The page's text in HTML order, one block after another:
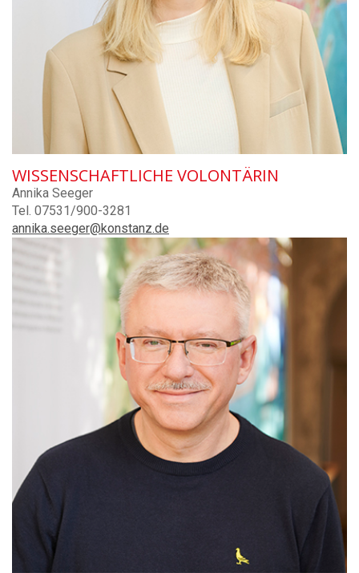
WISSENSCHAFTLICHE VOLONTÄRIN
Annika Seeger
Tel. 07531/900-3281
annika.seeger@konstanz.de